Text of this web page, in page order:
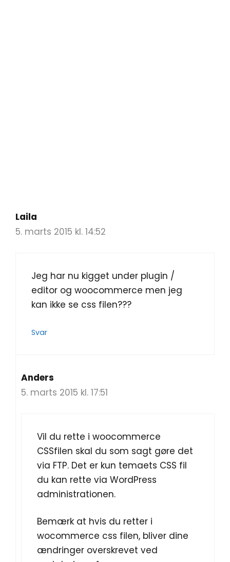
Laila
5. marts 2015 kl. 14:52
Jeg har nu kigget under plugin /
editor og woocommerce men jeg
kan ikke se css filen???
Svar
Anders
5. marts 2015 kl. 17:51
Vil du rette i woocommerce
CSSfilen skal du som sagt gøre det
via FTP. Det er kun temaets CSS fil
du kan rette via WordPress
administrationen.
Bemærk at hvis du retter i
wocommerce css filen, bliver dine
ændringer overskrevet ved